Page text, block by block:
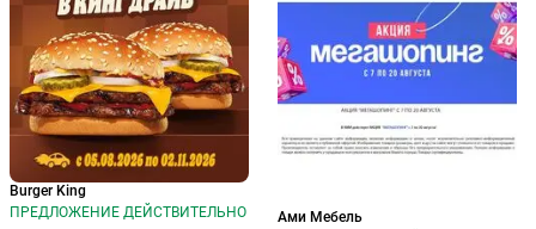
Burger King
ПРЕДЛОЖЕНИЕ ДЕЙСТВИТЕЛЬНО
Ами Мебель